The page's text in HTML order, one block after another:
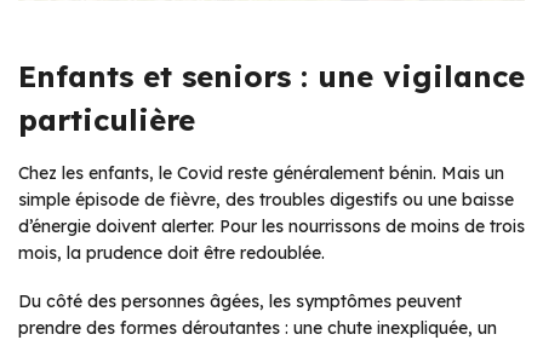
Enfants et seniors : une vigilance
particulière
Chez les enfants, le Covid reste généralement bénin. Mais un
simple épisode de fièvre, des troubles digestifs ou une baisse
d’énergie doivent alerter. Pour les nourrissons de moins de trois
mois, la prudence doit être redoublée.
Du côté des personnes âgées, les symptômes peuvent
prendre des formes déroutantes : une chute inexpliquée, un